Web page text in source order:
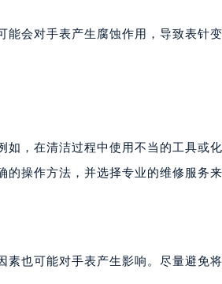
能会对手表产生腐蚀作用，导致表针
如，在清洁过程中使用不当的工具或
操作方法，并选择专业的维修服务
素也可能对手表产生影响。尽量避免